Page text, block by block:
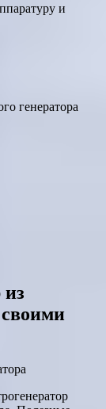
и
генератора
из
своими